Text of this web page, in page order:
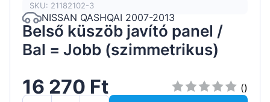
SKU: 21182102-3
NISSAN QASHQAI 2007-2013
Belső küszöb javító panel /
Bal = Jobb (szimmetrikus)
16 270 Ft
()